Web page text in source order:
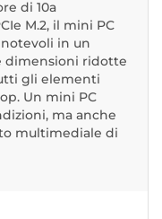
di 10a
M.2, il mini PC
notevoli in un
dimensioni ridotte
gli elementi
Un mini PC
ma anche
multimediale di